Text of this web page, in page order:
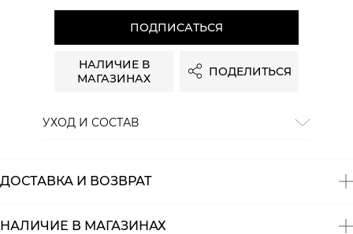
ПОДПИСАТЬСЯ
НАЛИЧИЕ В
МАГАЗИНАХ
ПОДЕЛИТЬСЯ
УХОД И СОСТАВ
ДОСТАВКА И ВОЗВРАТ
НАЛИЧИЕ В МАГАЗИНАХ